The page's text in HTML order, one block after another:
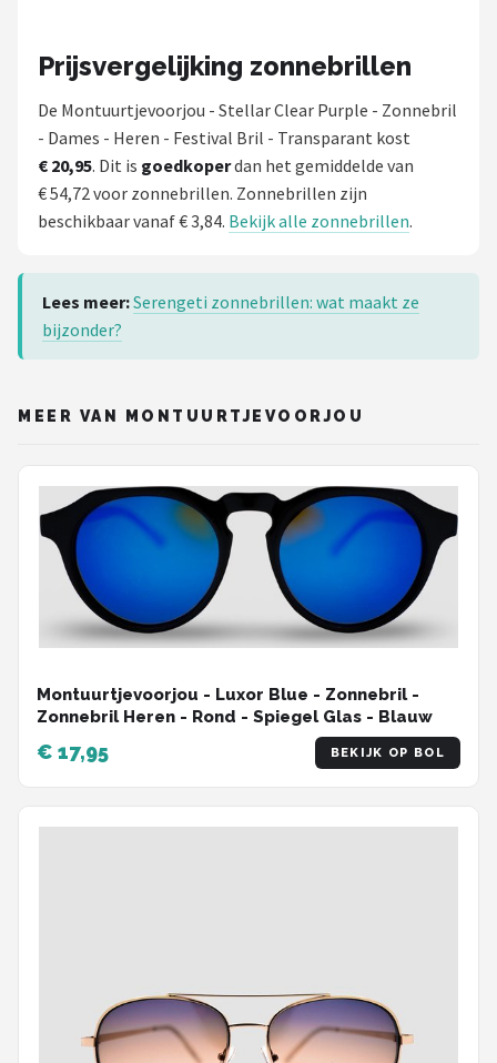
Prijsvergelijking zonnebrillen
De Montuurtjevoorjou - Stellar Clear Purple - Zonnebril
- Dames - Heren - Festival Bril - Transparant kost
€ 20,95. Dit is goedkoperdan het gemiddelde van
€ 54,72 voor zonnebrillen. Zonnebrillen zijn
beschikbaar vanaf € 3,84. Bekijk alle zonnebrillen.
Lees meer:Serengeti zonnebrillen: wat maakt ze
bijzonder?
MEER VAN MONTUURTJEVOORJOU
Montuurtjevoorjou - Luxor Blue - Zonnebril -
Zonnebril Heren - Rond - Spiegel Glas - Blauw
€ 17,95 BEKIJK OP BOL